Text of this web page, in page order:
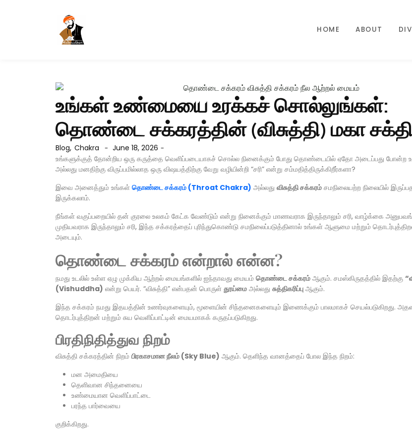
HOME ABOUT
உங்கள் உண்மையை உரக்கச் சொல்லுங்கள்:
தொண்டை சக்கரத்தின் (விசுத்தி) மகா
Blog, Chakra - June 18, 2026 -
உங்களுக்குத் தோன்றிய ஒரு கருத்தை வெளிப்படையாகச் சொல்ல நினைக்கும் போது தொண்டையில் ஏதோ அடைப்பது போன்ற
அல்லது மனதிற்கு விருப்பமில்லாத ஒரு விஷயத்திற்கு வேறு வழியின்றி “சரி” என்று சம்மதித்திருக்கிறீர்களா?
இவை அனைத்தும் உங்கள் தொண்டை சக்கரம் (Throat Chakra) அல்லது விசுத்தி சக்கரம் சமநிலையற்ற நிலையில்
இருக்கலாம்.
நீங்கள் வகுப்பறையில் தன் குரலை உலகம் கேட்க வேண்டும் என்று நினைக்கும் மாணவராக இருந்தாலும் சரி, வாழ்க்கை
முதியவராக இருந்தாலும் சரி, இந்த சக்கரத்தைப் புரிந்துகொண்டு சமநிலைப்படுத்தினால் உங்கள் ஆளுமை மற்றும்
அடையும்.
தொண்டை சக்கரம் என்றால் என்ன?
நமது உடலில் உள்ள ஏழு முக்கிய ஆற்றல் மையங்களில் ஐந்தாவது மையம் தொண்டை சக்கரம் ஆகும். சமஸ்கிருதத்தில் இதற்கு
(Vishuddha) என்று பெயர். “விசுத்தி” என்பதன் பொருள் தூய்மை அல்லது சுத்திகரிப்பு ஆகும்.
இந்த சக்கரம் நமது இதயத்தின் உணர்வுகளையும், மூளையின் சிந்தனைகளையும் இணைக்கும் பாலமாகச் செயல்படுகிறது.
தொடர்புத்திறன் மற்றும் சுய வெளிப்பாட்டின் மையமாகக் கருதப்படுகிறது.
பிரதிநிதித்துவ நிறம்
விசுத்தி சக்கரத்தின் நிறம் பிரகாசமான நீலம் (Sky Blue) ஆகும். தெளிந்த வானத்தைப் போல இந்த நிறம்:
மன அமைதியை
தெளிவான சிந்தனையை
உண்மையான வெளிப்பாட்டை
பரந்த பார்வையை
குறிக்கிறது.